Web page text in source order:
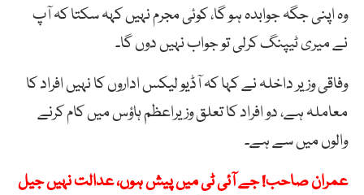
وہ اپنی جگہ جوابدہ ہو گا، کوئی مجرم نہیں کہہ سکتا کہ آپ
نے میری ٹیپنگ کرلی تو جواب نہیں دوں گا۔
وفاقی وزیر داخلہ نے کہا کہ آڈیو لیکس اداروں کا نہیں افراد کا
معاملہ ہے، دو افراد کا تعلق وزیراعظم ہاؤس میں کام کرنے
والوں میں سے ہے۔
عمران صاحب! جے آئی ٹی میں پیش ہوں، عدالت نہیں جیل